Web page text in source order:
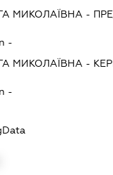
МИКОЛАЇВНА -
-
МИКОЛАЇВНА -
-